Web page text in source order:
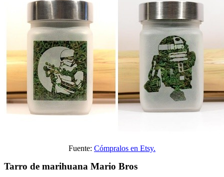
Fuente: Cómpralos en Etsy.
Tarro de marihuana Mario Bros